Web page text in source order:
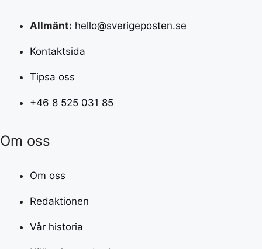
Allmänt: hello@sverigeposten.se
Kontaktsida
Tipsa oss
+46 8 525 031 85
Om oss
Om oss
Redaktionen
Vår historia